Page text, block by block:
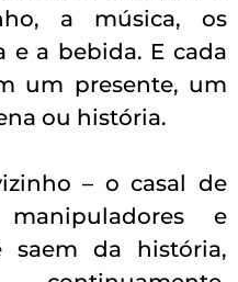
a música, os
e a bebida. E cada
um presente, um
ou história.
– o casal de
e
saem da história,